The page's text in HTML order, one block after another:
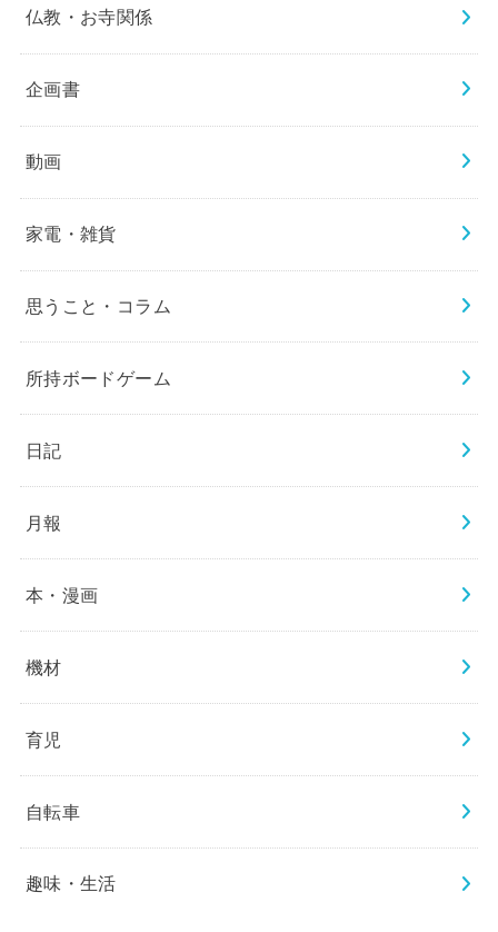
仏教・お寺関係
企画書
動画
家電・雑貨
思うこと・コラム
所持ボードゲーム
日記
月報
本・漫画
機材
育児
自転車
趣味・生活